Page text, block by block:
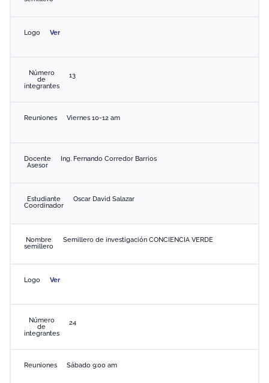
Logo Ver
Número
de
integrantes
13
Reuniones Viernes 10-12 am
Docente
Asesor
Ing. Fernando Corredor Barrios
Estudiante
Coordinador
Oscar David Salazar
Nombre
semillero
Semillero de investigación CONCIENCIA VERDE
Logo Ver
Número
de
integrantes
24
Reuniones Sábado 9:00 am